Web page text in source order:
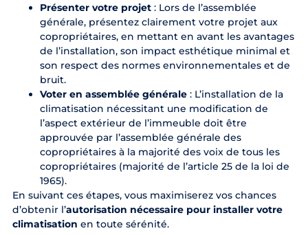
Présenter votre projet: Lors de l’assemblée
générale, présentez clairement votre projet aux
copropriétaires, en mettant en avant les avantages
de l’installation, son impact esthétique minimal et
son respect des normes environnementales et de
bruit.
Voter en assemblée générale: L’installation de la
climatisation nécessitant une modification de
l’aspect extérieur de l’immeuble doit être
approuvée par l’assemblée générale des
copropriétaires à la majorité des voix de tous les
copropriétaires (majorité de l’article 25 de la loi de
1965).
En suivant ces étapes, vous maximiserez vos chances
d’obtenir l’autorisation nécessaire pour installer votre
climatisation en toute sérénité.